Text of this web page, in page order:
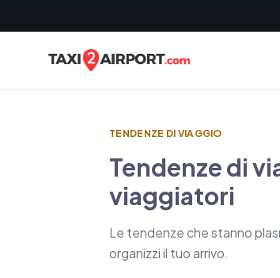
TENDENZE DI VIAGGIO
Tendenze di
viaggiatori
Le tendenze che stanno
organizzi il tuo arrivo.